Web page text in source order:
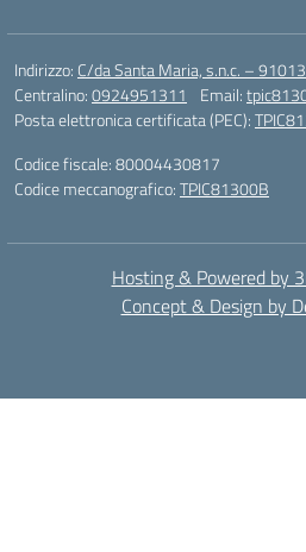
Indirizzo: C/da Santa Maria, s.n.c. –
Centralino:0924951311 Email:
Posta elettronica certificata (PEC):
Codice fiscale: 80004430817
Codice meccanografico:TPIC81300B
Hosting & Powered by
Concept & Design by